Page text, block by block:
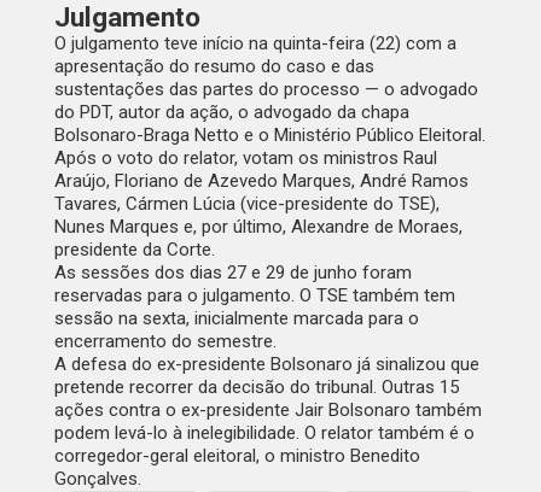
Julgamento
O julgamento teve início na quinta-feira (22) com a
apresentação do resumo do caso e das
sustentações das partes do processo — o advogado
do PDT, autor da ação, o advogado da chapa
Bolsonaro-Braga Netto e o Ministério Público Eleitoral.
Após o voto do relator, votam os ministros Raul
Araújo, Floriano de Azevedo Marques, André Ramos
Tavares, Cármen Lúcia (vice-presidente do TSE),
Nunes Marques e, por último, Alexandre de Moraes,
presidente da Corte.
As sessões dos dias 27 e 29 de junho foram
reservadas para o julgamento. O TSE também tem
sessão na sexta, inicialmente marcada para o
encerramento do semestre.
A defesa do ex-presidente Bolsonaro já sinalizou que
pretende recorrer da decisão do tribunal. Outras 15
ações contra o ex-presidente Jair Bolsonaro também
podem levá-lo à inelegibilidade. O relator também é o
corregedor-geral eleitoral, o ministro Benedito
Gonçalves.